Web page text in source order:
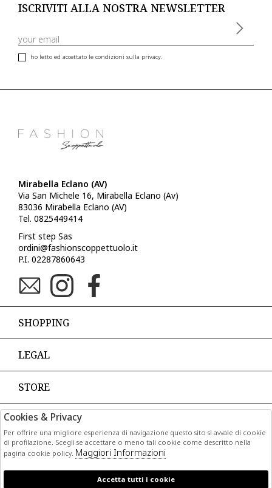
ISCRIVITI ALLA NOSTRA NEWSLETTER
ho letto ed accettato le condizioni sulla privacy.
Mirabella Eclano (AV)
Via San Michele 16, Mirabella Eclano (Av)
83036 Mirabella Eclano (AV)
Tel. 0825449414
First step Sas
ordini@fashionscoppettuolo.it
P.I. 02287860643
SHOPPING
LEGAL
STORE
PAGAMENTI
Cookies & Privacy
Per offrire una migliore esperienza di navigazione questo sito si avvale di cookie
di profilazione. Scegli se accettare o meno tali cookie come descritto nella
pagina cookie policy. Maggiori Informazioni
Accetta tutti i cookie